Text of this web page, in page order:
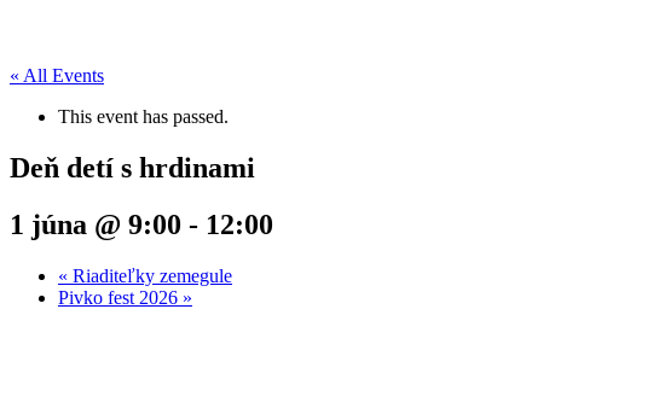
« All Events
This event has passed.
Deň detí s hrdinami
1 júna @ 9:00 - 12:00
« Riaditeľky zemegule
Pivko fest 2026 »